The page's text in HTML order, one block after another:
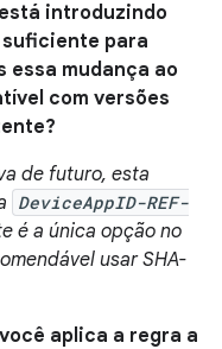
introduzindo
suficiente para
essa mudança ao
com versões
de futuro, esta
DeviceAppID-REF-
é a única opção no
usar SHA-
aplica a regra a